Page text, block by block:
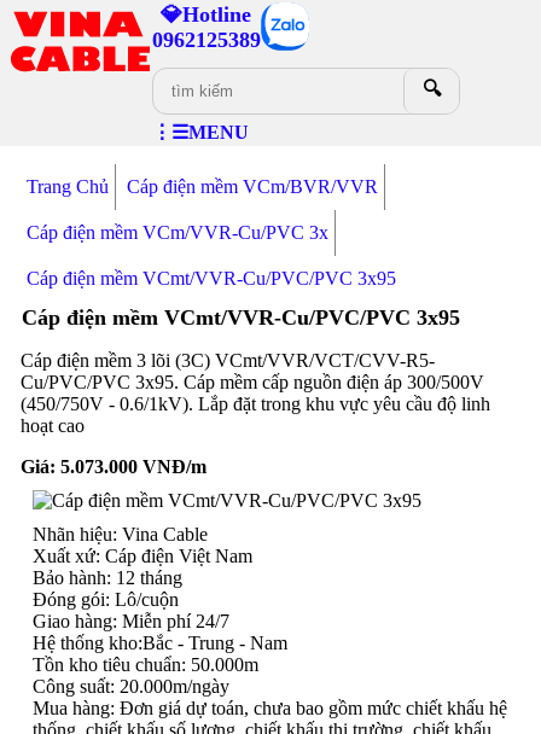
💎Hotline
0962125389
🔍
⋮☰MENU
Trang Chủ Cáp điện mềm VCm/BVR/VVR
Cáp điện mềm VCm/VVR-Cu/PVC 3x
Cáp điện mềm VCmt/VVR-Cu/PVC/PVC 3x95
Cáp điện mềm VCmt/VVR-Cu/PVC/PVC 3x95
Cáp điện mềm 3 lõi (3C) VCmt/VVR/VCT/CVV-R5-
Cu/PVC/PVC 3x95. Cáp mềm cấp nguồn điện áp 300/500V
(450/750V - 0.6/1kV). Lắp đặt trong khu vực yêu cầu độ linh
hoạt cao
Giá: 5.073.000VNĐ/m
Nhãn hiệu: Vina Cable
Xuất xứ: Cáp điện Việt Nam
Bảo hành: 12 tháng
Đóng gói: Lô/cuộn
Giao hàng: Miễn phí 24/7
Hệ thống kho:Bắc - Trung - Nam
Tồn kho tiêu chuẩn: 50.000m
Công suất: 20.000m/ngày
Mua hàng: Đơn giá dự toán, chưa bao gồm mức chiết khấu hệ
thống, chiết khấu số lượng, chiết khấu thị trường, chiết khấu